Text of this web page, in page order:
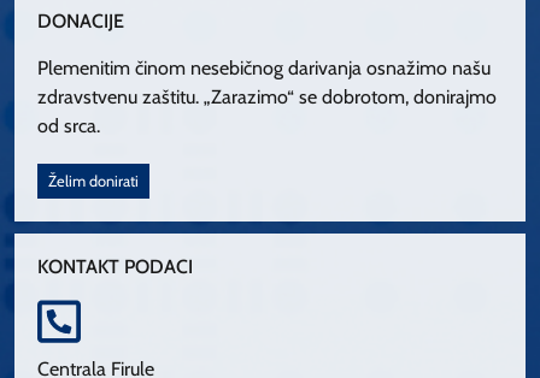
DONACIJE
Plemenitim činom nesebičnog darivanja osnažimo našu
zdravstvenu zaštitu. „Zarazimo“ se dobrotom, donirajmo
od srca.
Želim donirati
KONTAKT PODACI
Centrala Firule